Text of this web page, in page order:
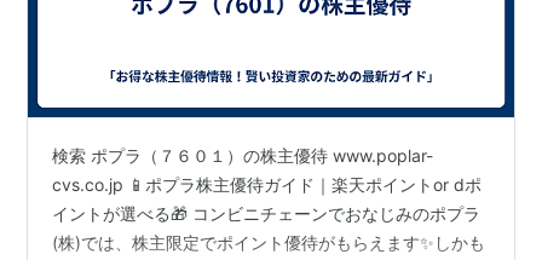
検索 ポプラ（７６０１）の株主優待 www.poplar-
cvs.co.jp 📱ポプラ株主優待ガイド｜楽天ポイントor dポ
イントが選べる🎁 コンビニチェーンでおなじみのポプラ
(株)では、株主限定でポイント優待がもらえます✨しかも